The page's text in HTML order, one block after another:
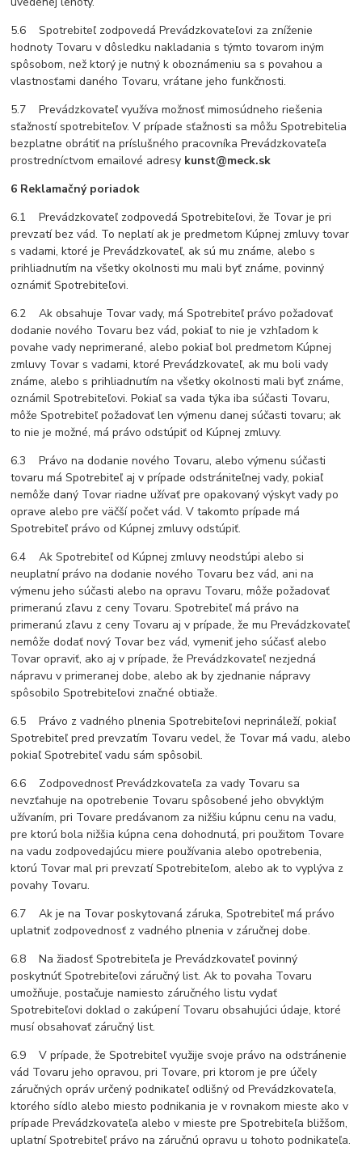
5.6 Spotrebiteľ zodpovedá Prevádzkovateľovi za zníženie
hodnoty Tovaru v dôsledku nakladania s týmto tovarom iným
spôsobom, než ktorý je nutný k oboznámeniu sa s povahou a
vlastnosťami daného Tovaru, vrátane jeho funkčnosti.
5.7 Prevádzkovateľ využíva možnosť mimosúdneho riešenia
sťažností spotrebiteľov. V prípade sťažnosti sa môžu Spotrebitelia
bezplatne obrátiť na príslušného pracovníka Prevádzkovateľa
prostredníctvom emailové adresy kunst@meck.sk
6 Reklamačný poriadok
6.1 Prevádzkovateľ zodpovedá Spotrebiteľovi, že Tovar je pri
prevzatí bez vád. To neplatí ak je predmetom Kúpnej zmluvy tovar
s vadami, ktoré je Prevádzkovateľ, ak sú mu známe, alebo s
prihliadnutím na všetky okolnosti mu mali byť známe, povinný
oznámiť Spotrebiteľovi.
6.2 Ak obsahuje Tovar vady, má Spotrebiteľ právo požadovať
dodanie nového Tovaru bez vád, pokiaľ to nie je vzhľadom k
povahe vady neprimerané, alebo pokiaľ bol predmetom Kúpnej
zmluvy Tovar s vadami, ktoré Prevádzkovateľ, ak mu boli vady
známe, alebo s prihliadnutím na všetky okolnosti mali byť známe,
oznámil Spotrebiteľovi. Pokiaľ sa vada týka iba súčasti Tovaru,
môže Spotrebiteľ požadovať len výmenu danej súčasti tovaru; ak
to nie je možné, má právo odstúpiť od Kúpnej zmluvy.
6.3 Právo na dodanie nového Tovaru, alebo výmenu súčasti
tovaru má Spotrebiteľ aj v prípade odstrániteľnej vady, pokiaľ
nemôže daný Tovar riadne užívať pre opakovaný výskyt vady po
oprave alebo pre väčší počet vád. V takomto prípade má
Spotrebiteľ právo od Kúpnej zmluvy odstúpiť.
6.4 Ak Spotrebiteľ od Kúpnej zmluvy neodstúpi alebo si
neuplatní právo na dodanie nového Tovaru bez vád, ani na
výmenu jeho súčasti alebo na opravu Tovaru, môže požadovať
primeranú zľavu z ceny Tovaru. Spotrebiteľ má právo na
primeranú zľavu z ceny Tovaru aj v prípade, že mu Prevádzkovateľ
nemôže dodať nový Tovar bez vád, vymeniť jeho súčasť alebo
Tovar opraviť, ako aj v prípade, že Prevádzkovateľ nezjedná
nápravu v primeranej dobe, alebo ak by zjednanie nápravy
spôsobilo Spotrebiteľovi značné obtiaže.
6.5 Právo z vadného plnenia Spotrebiteľovi neprináleží, pokiaľ
Spotrebiteľ pred prevzatím Tovaru vedel, že Tovar má vadu, alebo
pokiaľ Spotrebiteľ vadu sám spôsobil.
6.6 Zodpovednosť Prevádzkovateľa za vady Tovaru sa
nevzťahuje na opotrebenie Tovaru spôsobené jeho obvyklým
užívaním, pri Tovare predávanom za nižšiu kúpnu cenu na vadu,
pre ktorú bola nižšia kúpna cena dohodnutá, pri použitom Tovare
na vadu zodpovedajúcu miere používania alebo opotrebenia,
ktorú Tovar mal pri prevzatí Spotrebiteľom, alebo ak to vyplýva z
povahy Tovaru.
6.7 Ak je na Tovar poskytovaná záruka, Spotrebiteľ má právo
uplatniť zodpovednosť z vadného plnenia v záručnej dobe.
6.8 Na žiadosť Spotrebiteľa je Prevádzkovateľ povinný
poskytnúť Spotrebiteľovi záručný list. Ak to povaha Tovaru
umožňuje, postačuje namiesto záručného listu vydať
Spotrebiteľovi doklad o zakúpení Tovaru obsahujúci údaje, ktoré
musí obsahovať záručný list.
6.9 V prípade, že Spotrebiteľ využije svoje právo na odstránenie
vád Tovaru jeho opravou, pri Tovare, pri ktorom je pre účely
záručných opráv určený podnikateľ odlišný od Prevádzkovateľa,
ktorého sídlo alebo miesto podnikania je v rovnakom mieste ako v
prípade Prevádzkovateľa alebo v mieste pre Spotrebiteľa bližšom,
uplatní Spotrebiteľ právo na záručnú opravu u tohoto podnikateľa.